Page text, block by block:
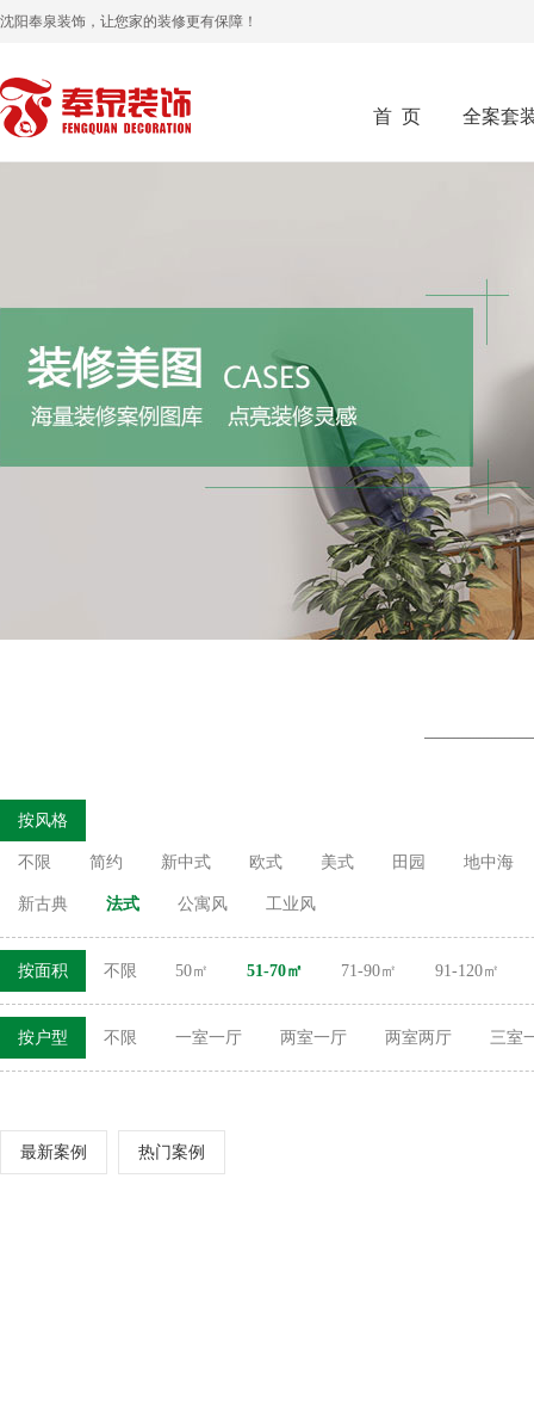
沈阳奉泉装饰，让您家的装修更有保障！
首 页 全案套
按风格
不限 简约 新中式 欧式 美式 田园 地中海
新古典 法式 公寓风 工业风
按面积 不限 50㎡ 51-70㎡ 71-90㎡ 91-120㎡
按户型 不限 一室一厅 两室一厅 两室两厅 三室
最新案例 热门案例